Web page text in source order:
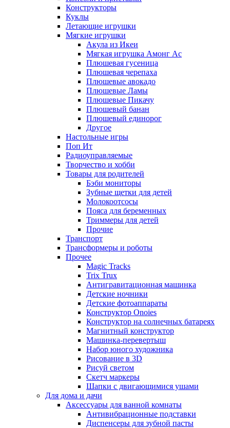
Конструкторы
Куклы
Летающие игрушки
Мягкие игрушки
Акула из Икеи
Мягкая игрушка Амонг Ас
Плюшевая гусеница
Плюшевая черепаха
Плюшевые авокадо
Плюшевые Ламы
Плюшевые Пикачу
Плюшевый банан
Плюшевый единорог
Другое
Настольные игры
Поп Ит
Радиоуправляемые
Творчество и хобби
Товары для родителей
Бэби мониторы
Зубные щетки для детей
Молокоотсосы
Пояса для беременных
Триммеры для детей
Прочие
Транспорт
Трансформеры и роботы
Прочее
Magic Tracks
Trix Trux
Антигравитационная машинка
Детские ночники
Детские фотоаппараты
Конструктор Onoies
Конструктор на солнечных батареях
Магнитный конструктор
Машинка-перевертыш
Набор юного художника
Рисование в 3D
Рисуй светом
Скетч маркеры
Шапки с двигающимися ушами
Для дома и дачи
Аксессуары для ванной комнаты
Антивибрационные подставки
Диспенсеры для зубной пасты